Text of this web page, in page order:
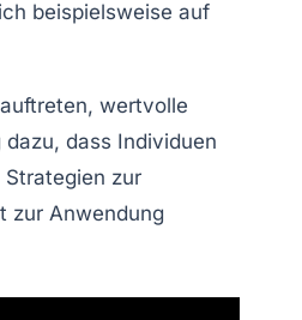
beispielsweise auf
auftreten, wertvolle
dass Individuen
Strategien zur
zur Anwendung